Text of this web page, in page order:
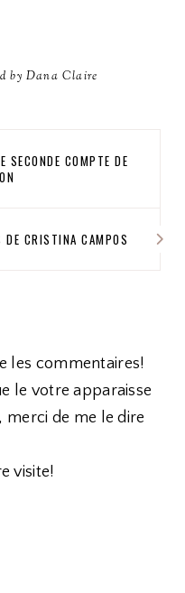
by Dana Claire
SECONDE COMPTE DE
DE CRISTINA CAMPOS
les commentaires!
le votre apparaisse
merci de me le dire
visite!